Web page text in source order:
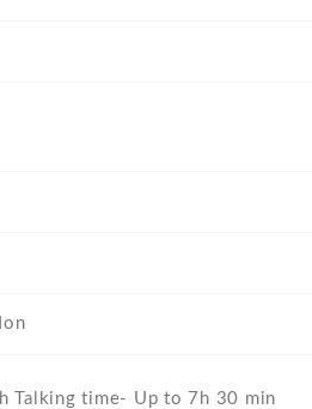
Talking time- Up to 7h 30 min